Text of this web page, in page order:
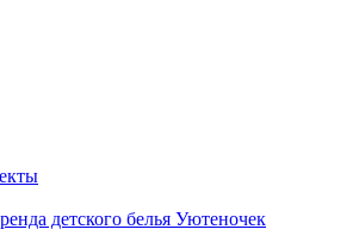
детского белья Уютеночек